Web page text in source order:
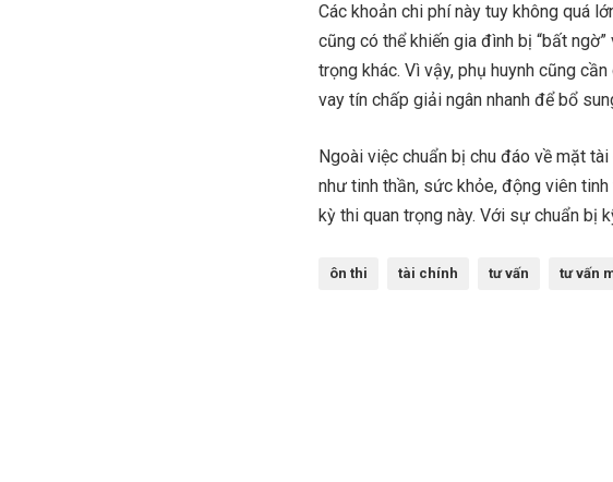
Các khoản chi phí này tuy không quá
cũng có thể khiến gia đình bị “bất
trọng khác. Vì vậy, phụ huynh cũng
vay tín chấp giải ngân nhanh để bổ
Ngoài việc chuẩn bị chu đáo về mặt
như tinh thần, sức khỏe, động viên
kỳ thi quan trọng này. Với sự chuẩn bị
ôn thi tài chính tư vấn tư vấn